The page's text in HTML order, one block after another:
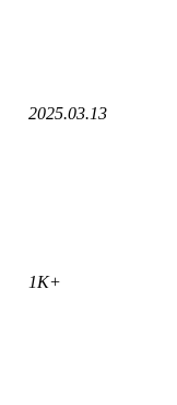
2025.03.13
1K+